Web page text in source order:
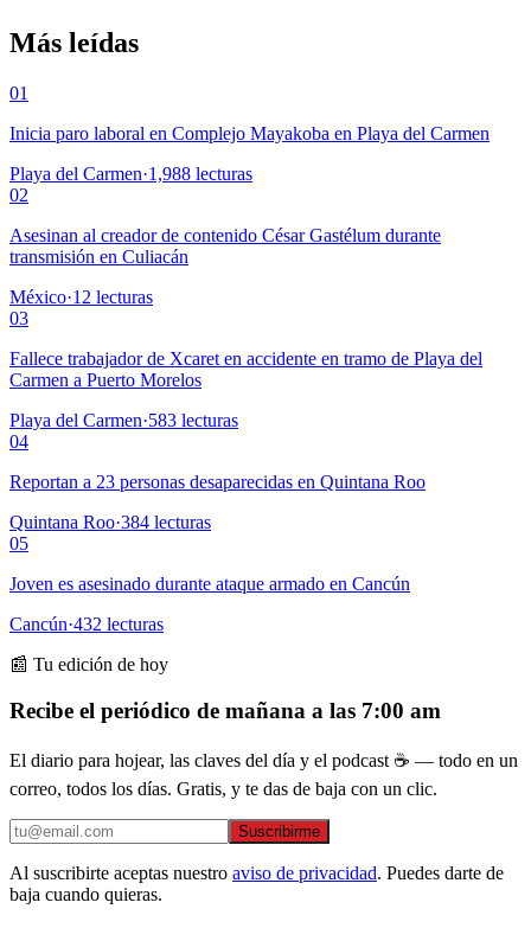
Más leídas
01
Inicia paro laboral en Complejo Mayakoba en Playa del Carmen
Playa del Carmen·1,988 lecturas
02
Asesinan al creador de contenido César Gastélum durante
transmisión en Culiacán
México·12 lecturas
03
Fallece trabajador de Xcaret en accidente en tramo de Playa del
Carmen a Puerto Morelos
Playa del Carmen·583 lecturas
04
Reportan a 23 personas desaparecidas en Quintana Roo
Quintana Roo·384 lecturas
05
Joven es asesinado durante ataque armado en Cancún
Cancún·432 lecturas
📰 Tu edición de hoy
Recibe el periódico de mañana a las 7:00 am
El diario para hojear, las claves del día y el podcast ☕ — todo en un
correo, todos los días. Gratis, y te das de baja con un clic.
Suscribirme
Al suscribirte aceptas nuestro aviso de privacidad. Puedes darte de
baja cuando quieras.